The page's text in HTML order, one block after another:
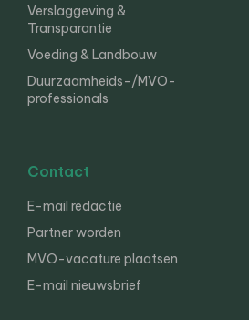
Verslaggeving &
Transparantie
Voeding & Landbouw
Duurzaamheids-/MVO-
professionals
Contact
E-mail redactie
Partner worden
MVO-vacature plaatsen
E-mail nieuwsbrief